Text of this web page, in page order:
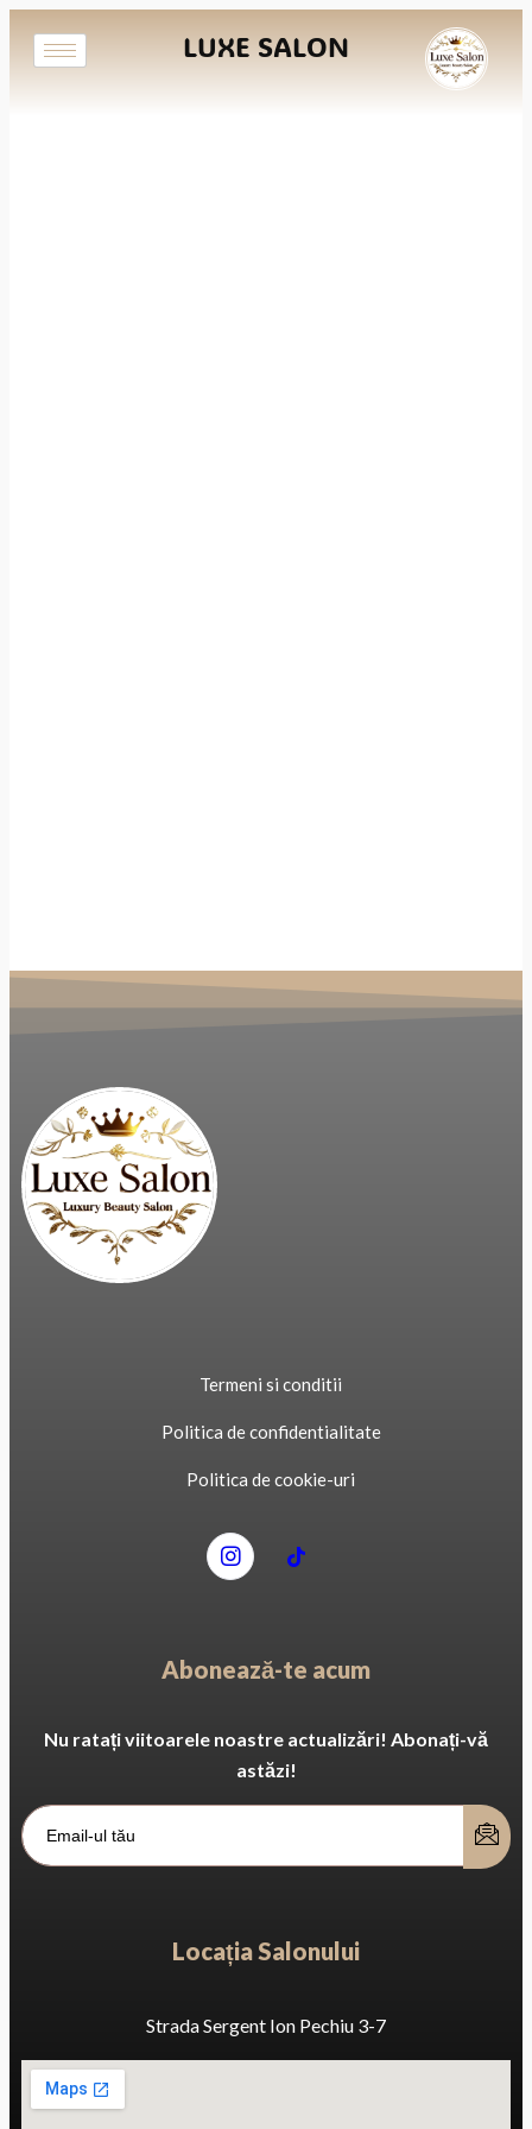
LUXE SALON
Termeni si conditii
Politica de confidentialitate
Politica de cookie-uri
Abonează-te acum
Nu ratați viitoarele noastre actualizări! Abonați-vă
astăzi!
Locația Salonului
Strada Sergent Ion Pechiu 3-7